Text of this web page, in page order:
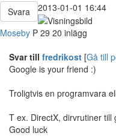
Svara
2013-01-01 16:44
Moseby P 29 20 inlägg
Svar till fredrikost [Gå till
Google is your friend :)
Troligtvis en programvara
T ex. DirectX, dirvrutiner till
Good luck